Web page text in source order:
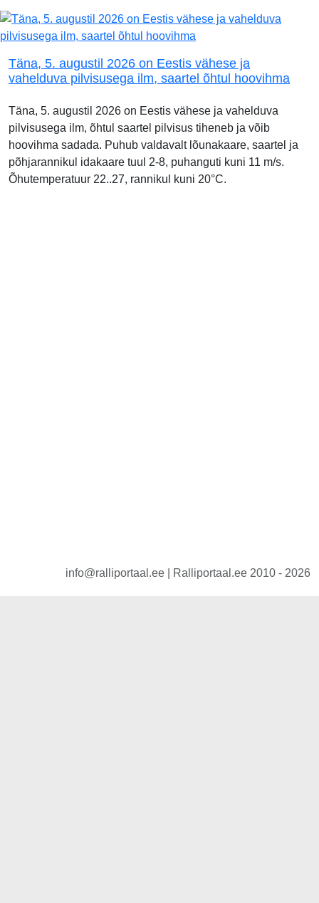
Täna, 5. augustil 2026 on Eestis vähese ja
vahelduva pilvisusega ilm, saartel õhtul hoovihma
Täna, 5. augustil 2026 on Eestis vähese ja vahelduva
pilvisusega ilm, õhtul saartel pilvisus tiheneb ja võib
hoovihma sadada. Puhub valdavalt lõunakaare, saartel ja
põhjarannikul idakaare tuul 2-8, puhanguti kuni 11 m/s.
Õhutemperatuur 22..27, rannikul kuni 20°C.
info@ralliportaal.ee | Ralliportaal.ee 2010 - 2026